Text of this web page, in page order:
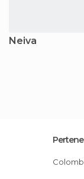
Neiva